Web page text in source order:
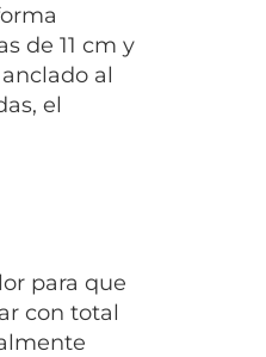
de 11 cm y
al
el
para que
con total